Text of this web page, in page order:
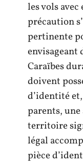
les vols
précaution
pertinente
envisageant
Caraïbes
doivent
d’identité
parents,
territoire
légal
pièce